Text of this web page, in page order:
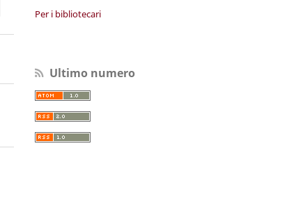
Per i bibliotecari
Ultimo numero